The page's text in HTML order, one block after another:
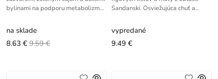
bylinami na podporu metabolizmu
na sklade
8.63 € 9.59 €
Sandanski. Osviežujúca chuť a
vypredané
9.49 €